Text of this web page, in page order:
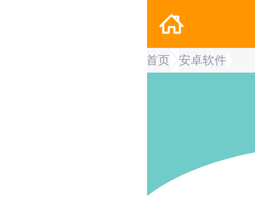
首页 安卓软件